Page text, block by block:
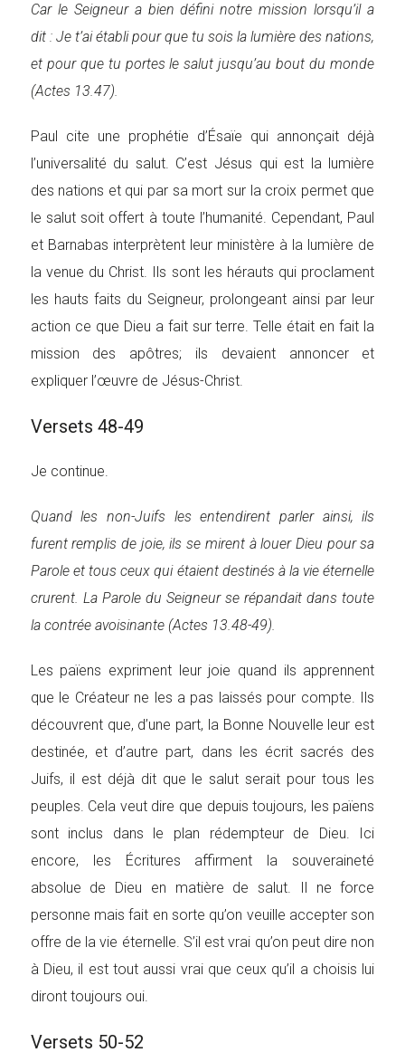
Car le Seigneur a bien défini notre mission lorsqu’il a
dit : Je t’ai établi pour que tu sois la lumière des nations,
et pour que tu portes le salut jusqu’au bout du monde
(Actes 13.47).
Paul cite une prophétie d’Ésaïe qui annonçait déjà
l’universalité du salut. C’est Jésus qui est la lumière
des nations et qui par sa mort sur la croix permet que
le salut soit offert à toute l’humanité. Cependant, Paul
et Barnabas interprètent leur ministère à la lumière de
la venue du Christ. Ils sont les hérauts qui proclament
les hauts faits du Seigneur, prolongeant ainsi par leur
action ce que Dieu a fait sur terre. Telle était en fait la
mission des apôtres; ils devaient annoncer et
expliquer l’œuvre de Jésus-Christ.
Versets 48-49
Je continue.
Quand les non-Juifs les entendirent parler ainsi, ils
furent remplis de joie, ils se mirent à louer Dieu pour sa
Parole et tous ceux qui étaient destinés à la vie éternelle
crurent. La Parole du Seigneur se répandait dans toute
la contrée avoisinante (Actes 13.48-49).
Les païens expriment leur joie quand ils apprennent
que le Créateur ne les a pas laissés pour compte. Ils
découvrent que, d’une part, la Bonne Nouvelle leur est
destinée, et d’autre part, dans les écrit sacrés des
Juifs, il est déjà dit que le salut serait pour tous les
peuples. Cela veut dire que depuis toujours, les païens
sont inclus dans le plan rédempteur de Dieu. Ici
encore, les Écritures affirment la souveraineté
absolue de Dieu en matière de salut. Il ne force
personne mais fait en sorte qu’on veuille accepter son
offre de la vie éternelle. S’il est vrai qu’on peut dire non
à Dieu, il est tout aussi vrai que ceux qu’il a choisis lui
diront toujours oui.
Versets 50-52